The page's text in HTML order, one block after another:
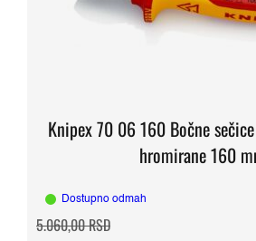
Knipex 70 06 160 Bočne
hromirane 160
Dostupno odmah
5.060,00RSDOriginalna
cena
Trenutna
cena